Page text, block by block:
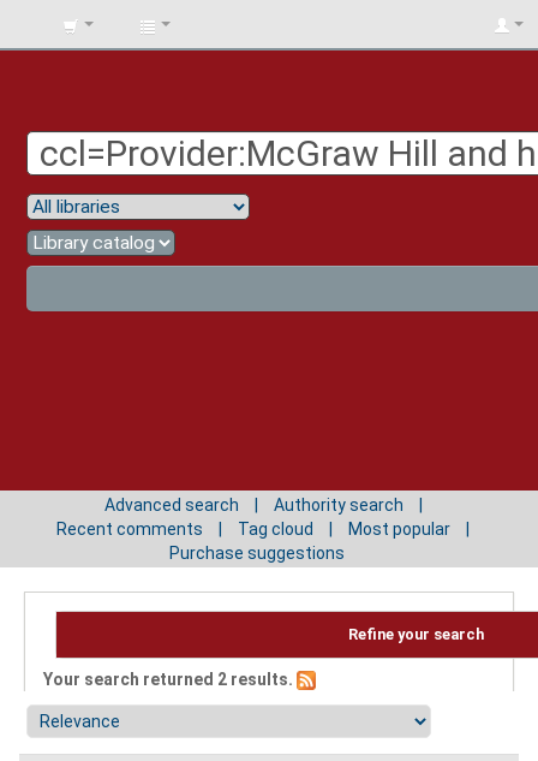
BIBLIOTECA
Advanced search
Authority search
Recent comments
Tag cloud
Most popular
Purchase suggestions
Refine your search
Your search returned 2 results.